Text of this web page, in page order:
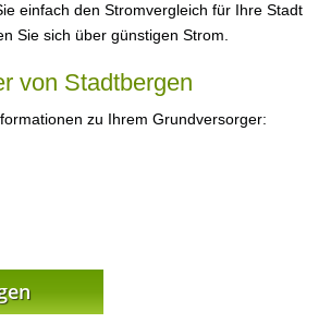
einfach den Stromvergleich für Ihre Stadt
Sie sich über günstigen Strom.
von Stadtbergen
zu Ihrem Grundversorger: